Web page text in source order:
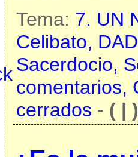
Tema: 7. UN
Celibato,
Sacerdocio,
comentarios,
cerrados - ( | )